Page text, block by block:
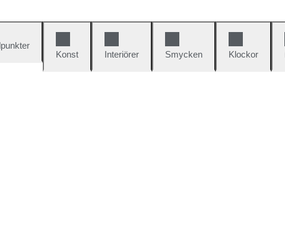
Konst
Interiörer Smycken Klockor